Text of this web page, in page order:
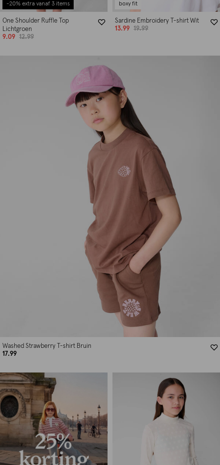
-20% extra vanaf 3 items
One Shoulder Ruffle Top
Lichtgroen
9.09
12.99
boxy fit
Sardine Embroidery T-shirt Wit
13.99
19.99
Washed Strawberry T-shirt Bruin
17.99